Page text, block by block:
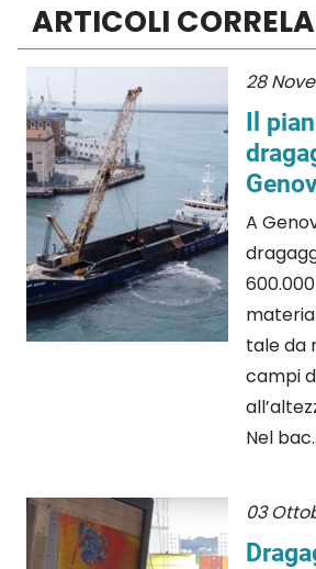
ARTICOLI
28
Il
A
tale da
campi
Nel
03